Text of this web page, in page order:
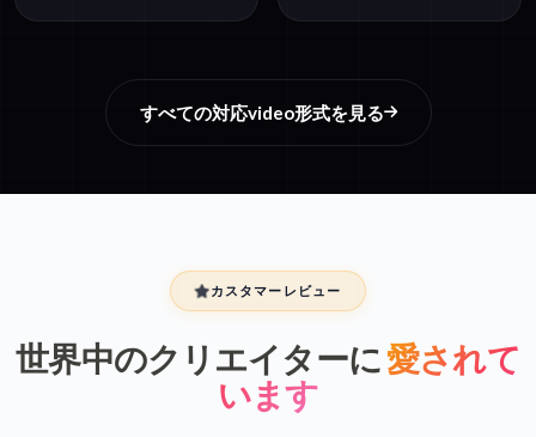
すべての対応video形式を見る
カスタマーレビュー
世界中のクリエイターに愛されて
います